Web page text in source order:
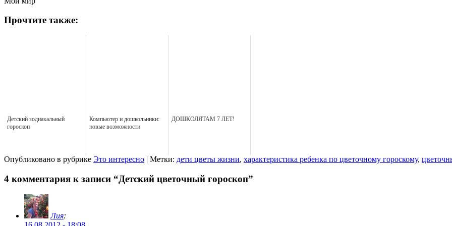
Прочтите также:
Детский зодиакальный
гороскоп
Компьютер и дошкольники:
новые возможности
ДОШКОЛЯТАМ 7 ЛЕТ!
Опубликовано в рубрике Это интересно | Метки: дети цветы жизни, характеристика ребенка по цветочному гороскому,
4 комментария к записи “Детский цветочный гороскоп”
Лия: